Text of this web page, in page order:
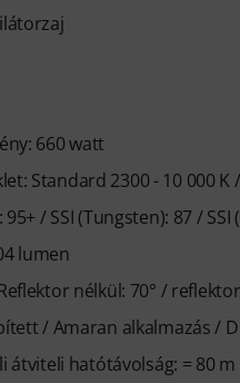
660 watt
Standard 2300 - 10 000 K
95+ / SSI (Tungsten): 87 /
lumen
nélkül: 70° /
/ Amaran alkalmazás /
átviteli hatótávolság: = 80